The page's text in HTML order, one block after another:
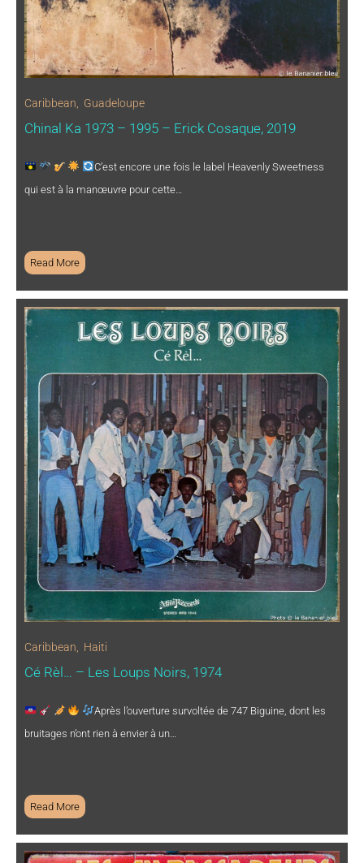
Caribbean Guadeloupe
Chinal Ka 1973 – 1995 – Erick Cosaque, 2019
C’est encore une fois le label Heavenly Sweetness
qui est à la manœuvre pour cette…
Read More
Caribbean Haiti
Cé Rèl… – Les Loups Noirs, 1974
Après l’ouverture survoltée de 747 Biguine, dont les
bruitages n’ont rien à envier à un…
Read More